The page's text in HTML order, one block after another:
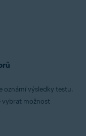
oznámí výsledky testu.
vybrat možnost